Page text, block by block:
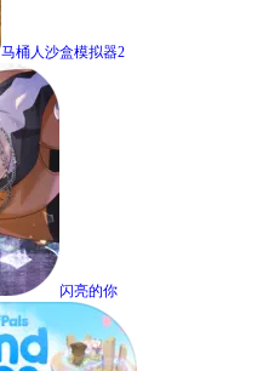
马桶人沙盒模拟器2
闪亮的你